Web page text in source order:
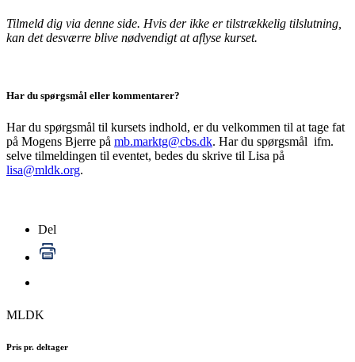
Tilmeld dig via denne side. Hvis der ikke er tilstrækkelig tilslutning,
kan det desværre blive nødvendigt at aflyse kurset.
Har du spørgsmål eller kommentarer?
Har du spørgsmål til kursets indhold, er du velkommen til at tage fat
på Mogens Bjerre på mb.marktg@cbs.dk. Har du spørgsmål ifm.
selve tilmeldingen til eventet, bedes du skrive til Lisa på
lisa@mldk.org.
Del
MLDK
Pris pr. deltager